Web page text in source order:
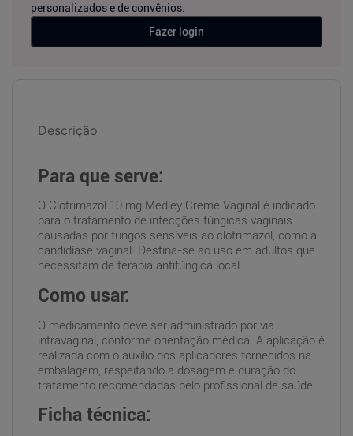
personalizados e de convênios.
Fazer login
Descrição
Para que serve:
O Clotrimazol 10 mg Medley Creme Vaginal é indicado
para o tratamento de infecções fúngicas vaginais
causadas por fungos sensíveis ao clotrimazol, como a
candidíase vaginal. Destina-se ao uso em adultos que
necessitam de terapia antifúngica local.
Como usar:
O medicamento deve ser administrado por via
intravaginal, conforme orientação médica. A aplicação é
realizada com o auxílio dos aplicadores fornecidos na
embalagem, respeitando a dosagem e duração do
tratamento recomendadas pelo profissional de saúde.
Ficha técnica: